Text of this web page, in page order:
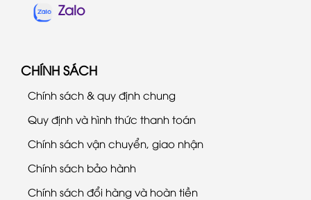
Zalo
CHÍNH SÁCH
Chính sách & quy định chung
Quy định và hình thức thanh toán
Chính sách vận chuyển, giao nhận
Chính sách bảo hành
Chính sách đổi hàng và hoàn tiền